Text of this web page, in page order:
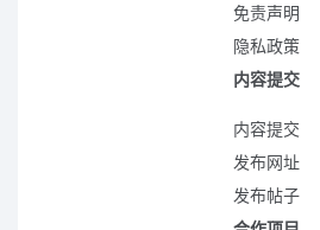
免责声明
隐私政策
内容提交
内容提交
发布网址
发布帖子